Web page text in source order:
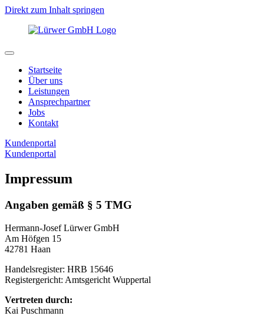
Direkt zum Inhalt springen
Startseite
Über uns
Leistungen
Ansprechpartner
Jobs
Kontakt
Kundenportal
Kundenportal
Impressum
Angaben gemäß § 5 TMG
Hermann-Josef Lürwer GmbH
Am Höfgen 15
42781 Haan
Handelsregister: HRB 15646
Registergericht: Amtsgericht Wuppertal
Vertreten durch:
Kai Puschmann